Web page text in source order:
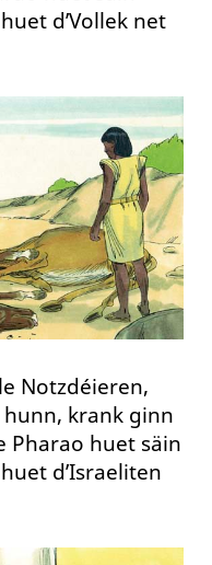
d’Vollek net
Notzdéieren,
krank ginn
Pharao huet säin
d’Israeliten